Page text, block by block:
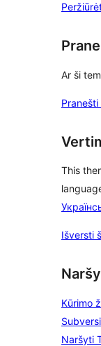
Ar ši
This
Išversti
Kūrimo
Naršyti